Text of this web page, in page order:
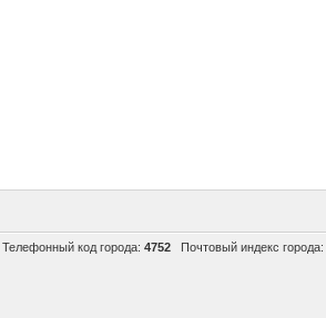
Телефонный код города: 4752 Почтовый индекс города: